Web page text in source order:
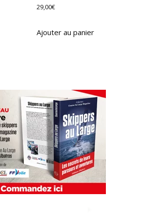
29,00€
Ajouter au panier